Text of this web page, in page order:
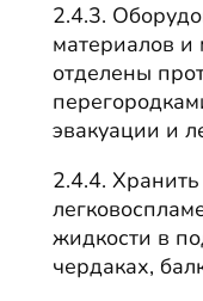
2.4.3.
материалов и
отделены
эвакуации и
2.4.4.
жидкости в
чердаках,